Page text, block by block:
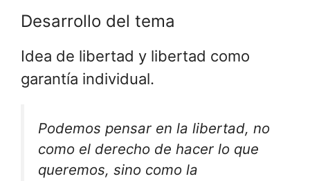
Desarrollo del tema
Idea de libertad y libertad como
garantía individual.
Podemos pensar en la libertad, no
como el derecho de hacer lo que
queremos, sino como la